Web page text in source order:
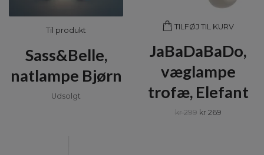
Til produkt
Sass&Belle,
natlampe Bjørn
Udsolgt
TILFØJ TIL KURV
JaBaDaBaDo,
væglampe
trofæ, Elefant
kr 299 kr 269